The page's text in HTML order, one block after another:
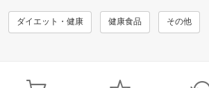
ダイエット・健康 健康食品 その他